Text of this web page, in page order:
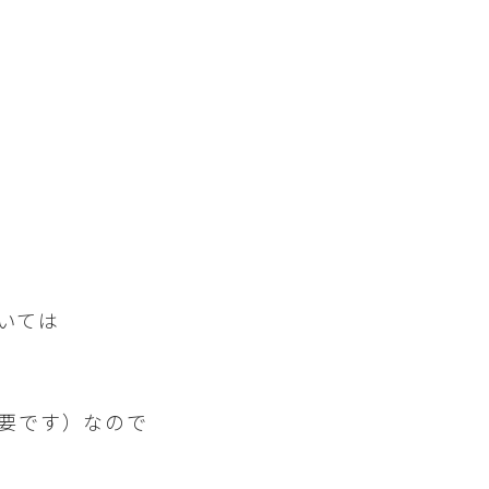
ては
です）なので